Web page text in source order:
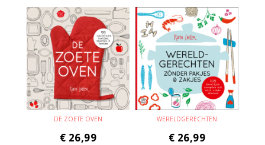
DE ZOETE OVEN
€ 26,99
WERELDGERECHTEN
€ 26,99